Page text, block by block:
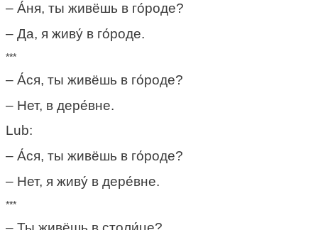
– А́ня, ты живёшь в го́роде?
– Да, я живу́ в го́роде.
***
– А́ся, ты живёшь в го́роде?
– Нет, в дере́вне.
Lub:
– А́ся, ты живёшь в го́роде?
– Нет, я живу́ в дере́вне.
***